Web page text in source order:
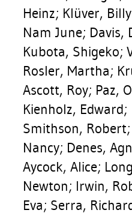
Heinz; Klüver, Billy
Nam June; Davis,
Kubota, Shigeko;
Rosler, Martha;
Ascott, Roy; Paz,
Kienholz, Edward;
Smithson, Robert
Nancy; Denes,
Aycock, Alice;
Newton; Irwin,
Eva; Serra,